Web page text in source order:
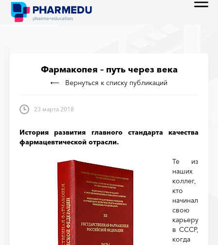
Фармакопея – путь через века
Вернуться к списку публикаций
23 марта 2018
История развития главного стандарта качества
фармацевтической отрасли.
Те из
наших
коллег,
кто
начинал
свою
карьеру
в СССР,
когда